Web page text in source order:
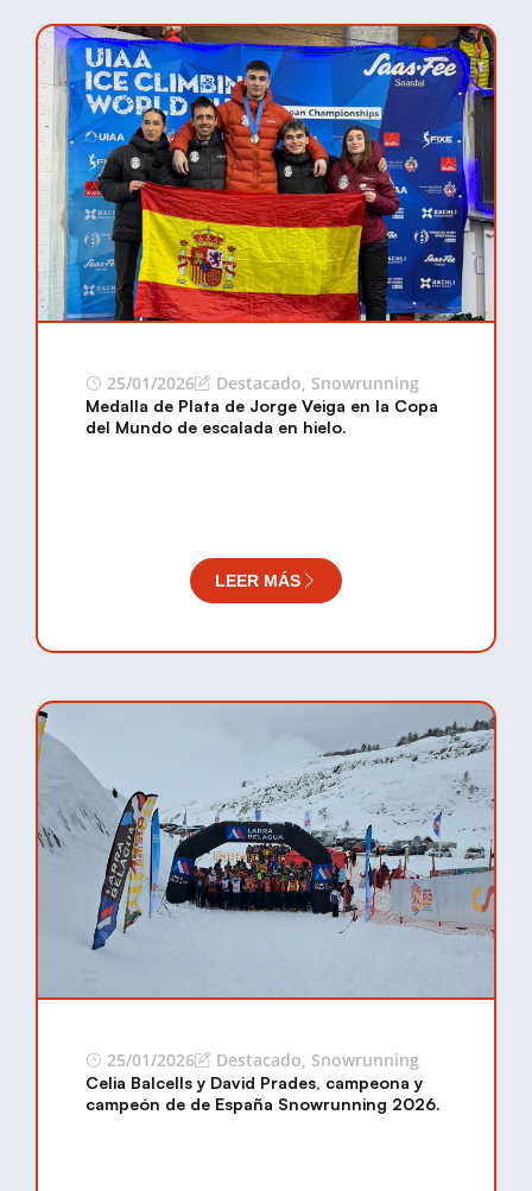
25/01/2026 Destacado, Snowrunning
Medalla de Plata de Jorge Veiga en la Copa
del Mundo de escalada en hielo.
LEER MÁS
25/01/2026 Destacado, Snowrunning
Celia Balcells y David Prades, campeona y
campeón de de España Snowrunning 2026.